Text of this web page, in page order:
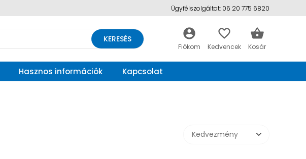
Ügyfélszolgáltat: 06 20 775 6820
Hasznos információk Kapcsolat
account_circle favorite_border shopping_basket
KERESÉS